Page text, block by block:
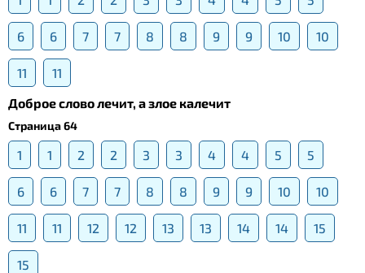
6 6 7 7 8 8 9 9 10 10
11
11
Доброе слово лечит, а злое калечит
Страница 64
1 1 2 2 3 3 4 4 5 5
6 6 7 7 8 8 9 9 10 10
11 11 12 12 13 13 14 14 15
15